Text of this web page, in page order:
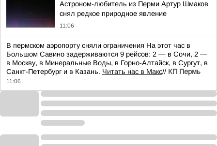
Астроном-любитель из Перми Артур Шмаков
снял редкое природное явление
11:06
В пермском аэропорту сняли ограничения На этот час в
Большом Савино задерживаются 9 рейсов: 2 — в Сочи, 2 —
в Москву, в Минеральные Воды, в Горно-Алтайск, в Сургут, в
Санкт-Петербург и в Казань. Читать нас в Макс// КП Пермь
11:06